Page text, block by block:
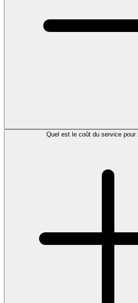
Quel est le coût du service pour